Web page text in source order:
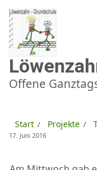
Zum
Inhalt
springen
(Enter
drücken)
Offene
Start / Projekte /
17. Juni 2016